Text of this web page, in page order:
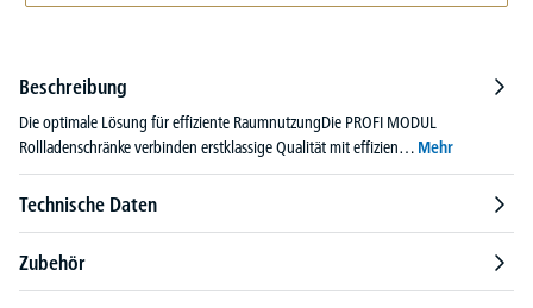
Beschreibung
Die optimale Lösung für effiziente RaumnutzungDie PROFI MODUL
Rollladenschränke verbinden erstklassige Qualität mit effizien… Mehr
Technische Daten
Zubehör